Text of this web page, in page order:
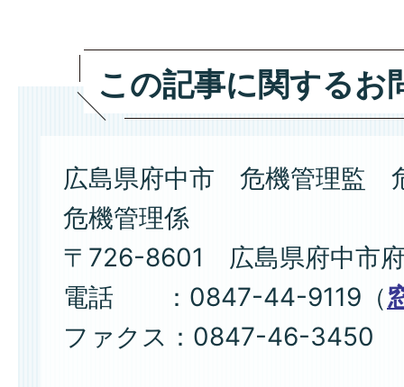
この記事に関するお
広島県府中市 危機管理監
危機管理係
〒726-8601 広島県府中市
電話 ：0847-44-9119（
ファクス：0847-46-3450